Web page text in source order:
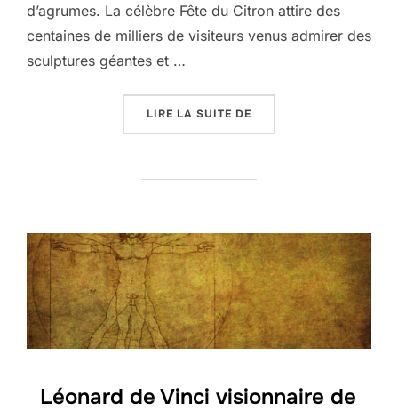
d’agrumes. La célèbre Fête du Citron attire des
centaines de milliers de visiteurs venus admirer des
sculptures géantes et …
LIRE LA SUITE DE
Léonard de Vinci visionnaire de